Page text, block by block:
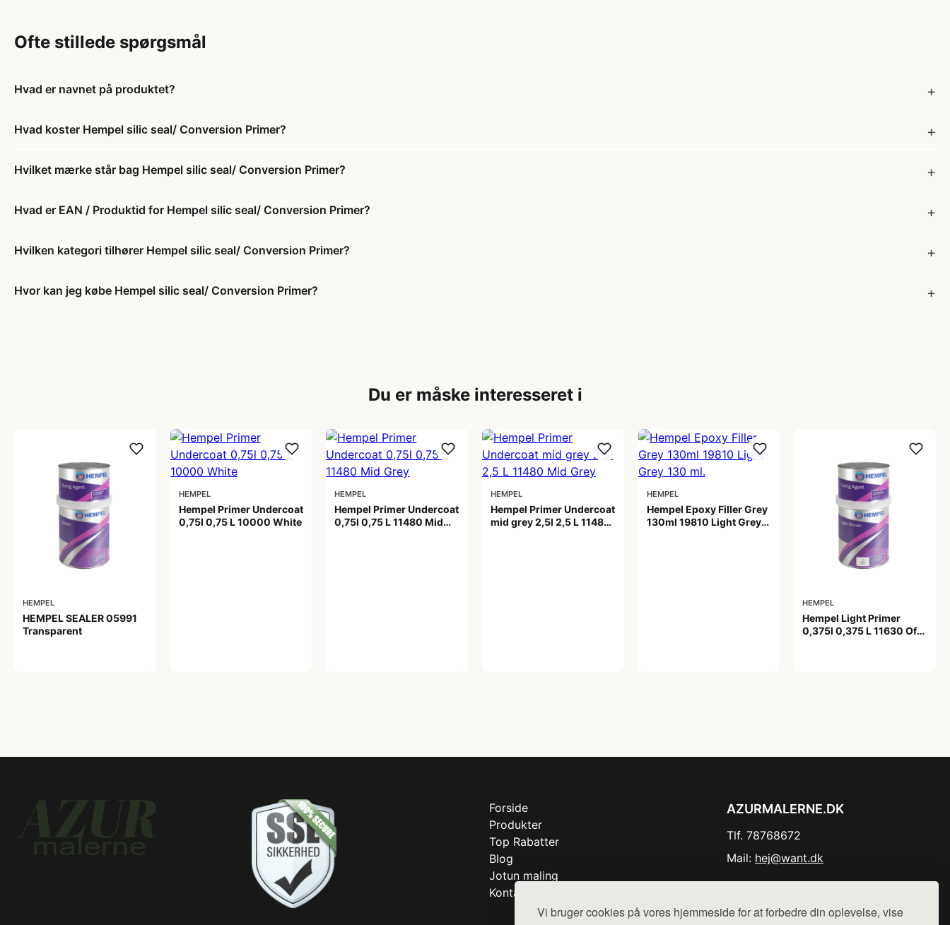
Vi bruger cookies på vores hjemmeside for at forbedre din oplevelse, vise
Ofte stillede spørgsmål
Hvad er navnet på produktet?
Hvad koster Hempel silic seal/ Conversion Primer?
Hvilket mærke står bag Hempel silic seal/ Conversion Primer?
Hvad er EAN / Produktid for Hempel silic seal/ Conversion Primer?
Hvilken kategori tilhører Hempel silic seal/ Conversion Primer?
Hvor kan jeg købe Hempel silic seal/ Conversion Primer?
Du er måske interesseret i
HEMPEL
HEMPEL SEALER 05991
Transparent
HEMPEL
Hempel Primer Undercoat
0,75l 0,75 L 10000 White
HEMPEL
Hempel Primer Undercoat
0,75l 0,75 L 11480 Mid
HEMPEL
Hempel Primer Undercoat
mid grey 2,5l 2,5 L 11480
HEMPEL
Hempel Epoxy Filler Grey
130ml 19810 Light Grey
HEMPEL
Hempel Light Primer
0,375l 0,375 L 11630 Off
Forside
Produkter
Top Rabatter
Blog
Jotun maling
Kontakt
AZURMALERNE.DK
Tlf. 78768672
Mail: hej@want.dk